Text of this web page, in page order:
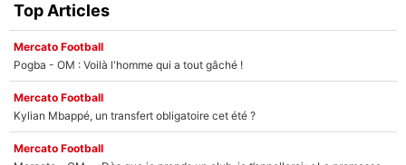
Top Articles
Mercato Football
Pogba - OM : Voilà l'homme qui a tout gâché !
Mercato Football
Kylian Mbappé, un transfert obligatoire cet été ?
Mercato Football